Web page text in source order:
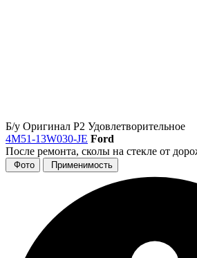
Б/у Оригинал Р2 Удовлетворительное
4M51-13W030-JE Ford
После ремонта, сколы на стекле от
Фото Применимость